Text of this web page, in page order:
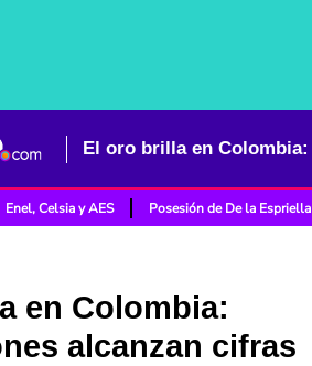
Enel, Celsia y AES Posesión de De la Espriella
en Colombia:
alcanzan cifras